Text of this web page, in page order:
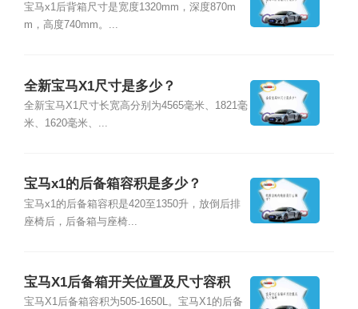
宝马x1后背箱尺寸是宽度1320mm，深度870m
m，高度740mm。...
全新宝马X1尺寸是多少？
全新宝马X1尺寸长宽高分别为4565毫米、1821毫
米、1620毫米、...
宝马x1的后备箱容积是多少？
宝马x1的后备箱容积是420至1350升，放倒后排
座椅后，后备箱与座椅...
宝马X1后备箱开关位置及尺寸容积
宝马X1后备箱容积为505-1650L。宝马X1的后备